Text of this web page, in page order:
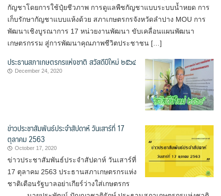
กัญชาโดยการใช้ปุ๋ยชีวภาพ การดูแลพืชกัญชาแบบระบบน้ำหยด การ
เก็บรักษากัญชาแบบแห้งด้วย สภาเกษตรกรจังหวัดลำปาง MOU การ
พัฒนาเชิงบูรณาการ 17 หน่วยงานพัฒนา ขับเคลื่อนแผนพัฒนา
เกษตรกรรม สู่การพัฒนาคุณภาพชีวิตประชาชน […]
ประธานสภาเกษตรกรแห่งชาติ สวัสดีปีใหม่ ๒๕๖๔
December 24, 2020
ข่าวประชาสัมพันธ์ประจำสัปดาห์ วันเสาร์ที่ 17
ตุลาคม 2563
October 17, 2020
ข่าวประชาสัมพันธ์ประจำสัปดาห์ วันเสาร์ที่
17 ตุลาคม 2563 ประธาน​สภา​เกษตรกร​แห่ง
ชาติ​เตือนรัฐบาลอย่าเกียร์​ว่างใส่เกษตรกร